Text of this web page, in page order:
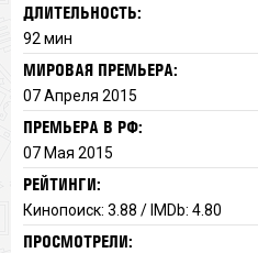
ДЛИТЕЛЬНОСТЬ:
92 мин
МИРОВАЯ ПРЕМЬЕРА:
07 Апреля 2015
ПРЕМЬЕРА В РФ:
07 Мая 2015
РЕЙТИНГИ:
Кинопоиск: 3.88 / IMDb: 4.80
ПРОСМОТРЕЛИ: